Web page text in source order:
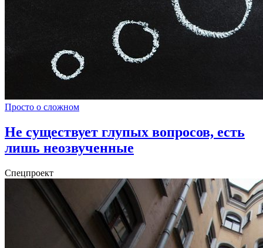
Просто о сложном
Не существует глупых вопросов, есть
лишь неозвученные
Спецпроект